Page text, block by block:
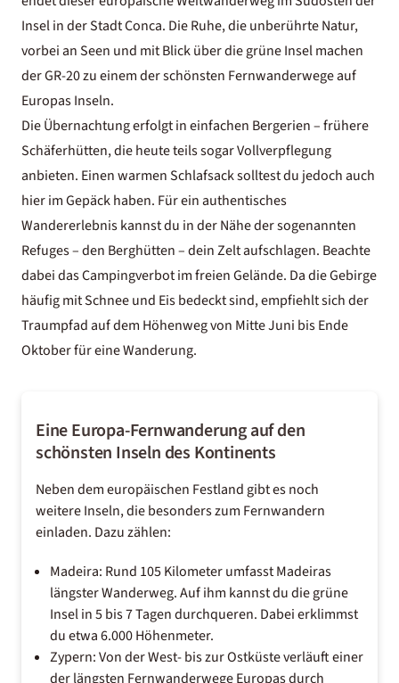
Insel in der Stadt Conca. Die Ruhe, die unberührte Natur,
vorbei an Seen und mit Blick über die grüne Insel machen
der GR-20 zu einem der schönsten Fernwanderwege auf
Europas Inseln.
Die Übernachtung erfolgt in einfachen Bergerien – frühere
Schäferhütten, die heute teils sogar Vollverpflegung
anbieten. Einen warmen Schlafsack solltest du jedoch auch
hier im Gepäck haben. Für ein authentisches
Wandererlebnis kannst du in der Nähe der sogenannten
Refuges – den Berghütten – dein Zelt aufschlagen. Beachte
dabei das Campingverbot im freien Gelände. Da die Gebirge
häufig mit Schnee und Eis bedeckt sind, empfiehlt sich der
Traumpfad auf dem Höhenweg von Mitte Juni bis Ende
Oktober für eine Wanderung.
Eine Europa-Fernwanderung auf den
schönsten Inseln des Kontinents
Neben dem europäischen Festland gibt es noch
weitere Inseln, die besonders zum Fernwandern
einladen. Dazu zählen:
Madeira: Rund 105 Kilometer umfasst Madeiras
längster Wanderweg. Auf ihm kannst du die grüne
Insel in 5 bis 7 Tagen durchqueren. Dabei erklimmst
du etwa 6.000 Höhenmeter.
Zypern: Von der West- bis zur Ostküste verläuft einer
der längsten Fernwanderwege Europas durch